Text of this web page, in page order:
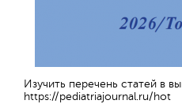
Изучить перечень статей в
https://pediatriajournal.ru/hot